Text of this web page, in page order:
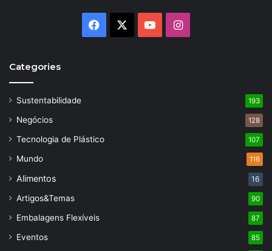
Facebook YouTubeInstagram
Categories
Sustentabilidade 193
Negócios 128
Tecnologia de Plástico 107
Mundo 116
Alimentos 16
Artigos&Temas 90
Embalagens Flexíveis 87
Eventos 85